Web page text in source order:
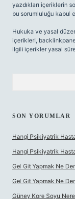
yazdıkları içeriklerin
bu sorumluluğu kabul
Hukuka ve yasal
içerikleri,
ilgili içerikler yasal
SON YORUMLAR
Hangi Psikiyatrik
Hangi Psikiyatrik
Gel Git Yapmak Ne
Gel Git Yapmak Ne
Güney Kore Soyu